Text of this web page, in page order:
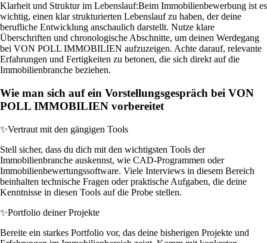
Klarheit und Struktur im Lebenslauf:Beim Immobilienbewerbung ist es
wichtig, einen klar strukturierten Lebenslauf zu haben, der deine
berufliche Entwicklung anschaulich darstellt. Nutze klare
Überschriften und chronologische Abschnitte, um deinen Werdegang
bei VON POLL IMMOBILIEN aufzuzeigen. Achte darauf, relevante
Erfahrungen und Fertigkeiten zu betonen, die sich direkt auf die
Immobilienbranche beziehen.
Wie man sich auf ein Vorstellungsgespräch bei VON
POLL IMMOBILIEN vorbereitet
✨Vertraut mit den gängigen Tools
Stell sicher, dass du dich mit den wichtigsten Tools der
Immobilienbranche auskennst, wie CAD-Programmen oder
Immobilienbewertungssoftware. Viele Interviews in diesem Bereich
beinhalten technische Fragen oder praktische Aufgaben, die deine
Kenntnisse in diesen Tools auf die Probe stellen.
✨Portfolio deiner Projekte
Bereite ein starkes Portfolio vor, das deine bisherigen Projekte und